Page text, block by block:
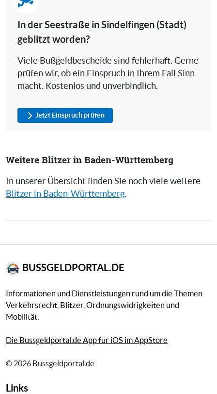
In der Seestraße in Sindelfingen (Stadt)
geblitzt worden?
Viele Bußgeldbescheide sind fehlerhaft. Gerne
prüfen wir, ob ein Einspruch in Ihrem Fall Sinn
macht. Kostenlos und unverbindlich.
Jetzt Einspruch prüfen
Weitere Blitzer in Baden-Württemberg
In unserer Übersicht finden Sie noch viele weitere
Blitzer in Baden-Württemberg.
BUSSGELDPORTAL.DE
Informationen und Dienstleistungen rund um die Themen
Verkehrsrecht, Blitzer, Ordnungswidrigkeiten und
Mobilität.
Die Bussgeldportal.de App für iOS im AppStore
© 2026 Bussgeldportal.de
Links